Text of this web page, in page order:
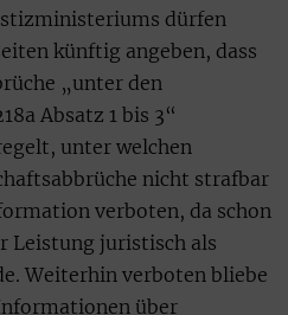
dürfen
künftig angeben, dass
„unter den
Absatz 1 bis 3“
unter welchen
nicht strafbar
verboten, da schon
Leistung juristisch als
Weiterhin verboten bliebe
über